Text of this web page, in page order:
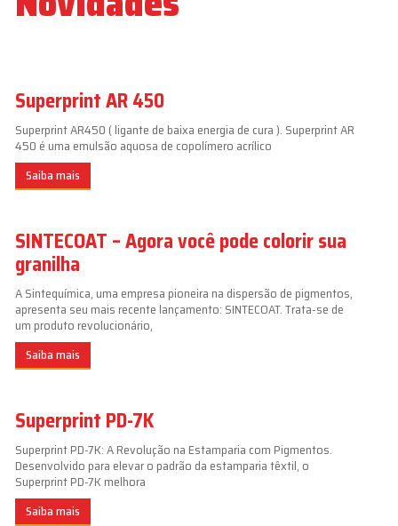
Superprint AR 450
Superprint AR450 ( ligante de baixa energia de cura ). Superprint AR
450 é uma emulsão aquosa de copolímero acrílico
Saiba mais
SINTECOAT – Agora você pode colorir sua
granilha
A Sintequímica, uma empresa pioneira na dispersão de pigmentos,
apresenta seu mais recente lançamento: SINTECOAT. Trata-se de
um produto revolucionário,
Saiba mais
Superprint PD-7K
Superprint PD-7K: A Revolução na Estamparia com Pigmentos.
Desenvolvido para elevar o padrão da estamparia têxtil, o
Superprint PD-7K melhora
Saiba mais